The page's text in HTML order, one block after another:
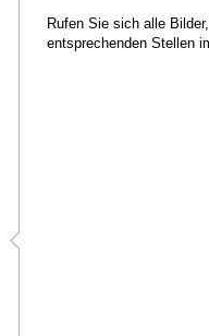
Rufen Sie sich alle
entsprechenden Stellen